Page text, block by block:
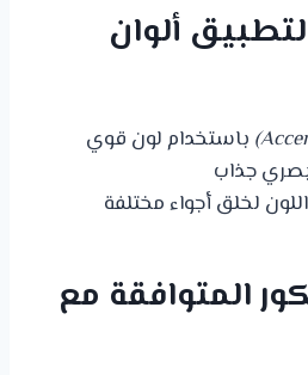
ألوان
باستخدام لون قوي
بصري جذاب
لخلق أجواء مختلفة
المتوافقة مع